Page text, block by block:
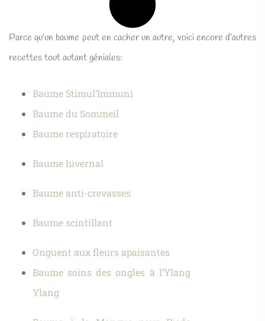
Parce qu’un baume peut en cacher un autre, voici encore d’autres
recettes tout autant géniales:
Baume Stimul’Immuni
Baume du Sommeil
Baume respiratoire
Baume hivernal
Baume anti-crevasses
Baume scintillant
Onguent aux fleurs apaisantes
Baume soins des ongles à l’Ylang
Ylang